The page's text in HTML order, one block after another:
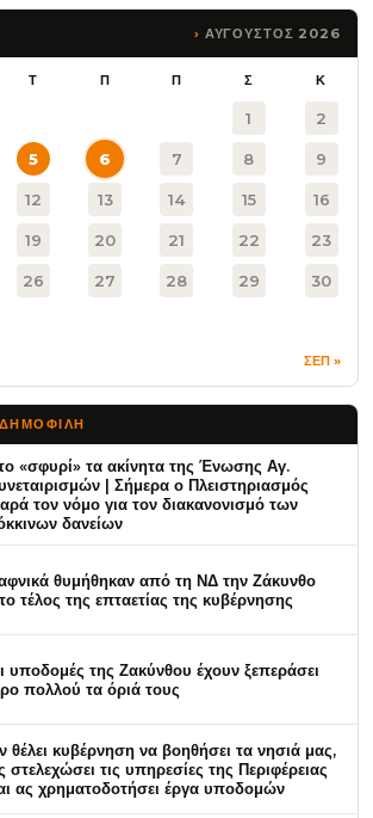
ΑΥΓΟΥΣΤΟΣ 2026
Τ Π Π Σ Κ
1 2
5 6 7 8 9
12 13 14 15 16
19 20 21 22 23
26 27 28 29 30
ΣΕΠ »
«σφυρί» τα ακίνητα της Ένωσης Αγ.
| Σήμερα ο Πλειστηριασμός
τον νόμο για τον διακανονισμό των
δανείων
θυμήθηκαν από τη ΝΔ την Ζάκυνθο
τέλος της επταετίας της κυβέρνησης
υποδομές της Ζακύνθου έχουν ξεπεράσει
πολλού τα όριά τους
θέλει κυβέρνηση να βοηθήσει τα νησιά μας,
στελεχώσει τις υπηρεσίες της Περιφέρειας
ας χρηματοδοτήσει έργα υποδομών